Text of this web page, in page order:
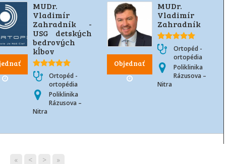
MUDr.
Vladimír
Zahradník -
USG detských
bedrových
kĺbov
Ortopéd -
ortopédia
Poliklinika
Rázusova –
Nitra
Objednať
MUDr.
Vladimír
Zahradník
Ortopéd -
ortopédia
Poliklinika
Rázusova –
Nitra
« < > »